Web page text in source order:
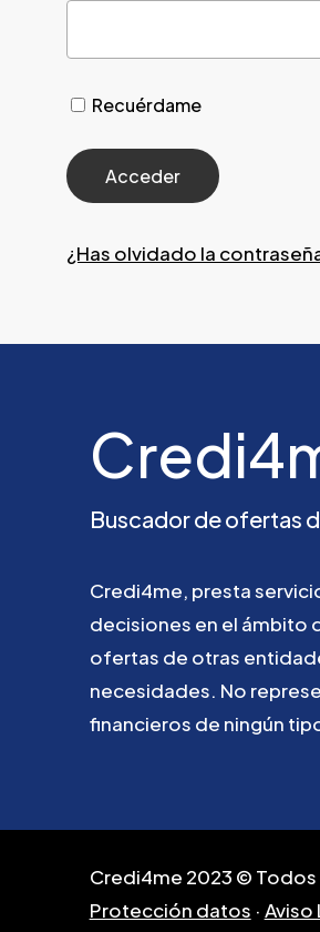
Recuérdame
¿Has olvidado la
Buscadordeofertas
Credi4me, presta
decisiones en el ámbito
ofertas de otras
necesidades. No
financieros de ningún
Credi4me 2023 ©
Protección datos · Aviso